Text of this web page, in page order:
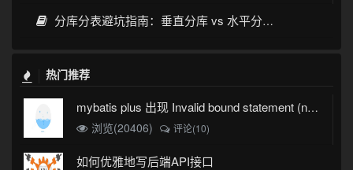
分库分表避坑指南：垂直分库 vs 水平分表，分片键选对才不踩雷
热门推荐
mybatis plus 出现 Invalid bound statement (not found)
浏览(20406)
评论(10)
如何优雅地写后端API接口